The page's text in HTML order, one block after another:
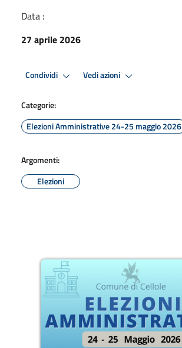
Data :
27 aprile 2026
Condividi Vedi azioni
Categorie:
Elezioni Amministrative 24-25 maggio 2026
Argomenti:
Elezioni